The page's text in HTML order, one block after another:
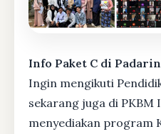
Info Paket C di
Ingin mengikuti
sekarang juga di PKBM
menyediakan program